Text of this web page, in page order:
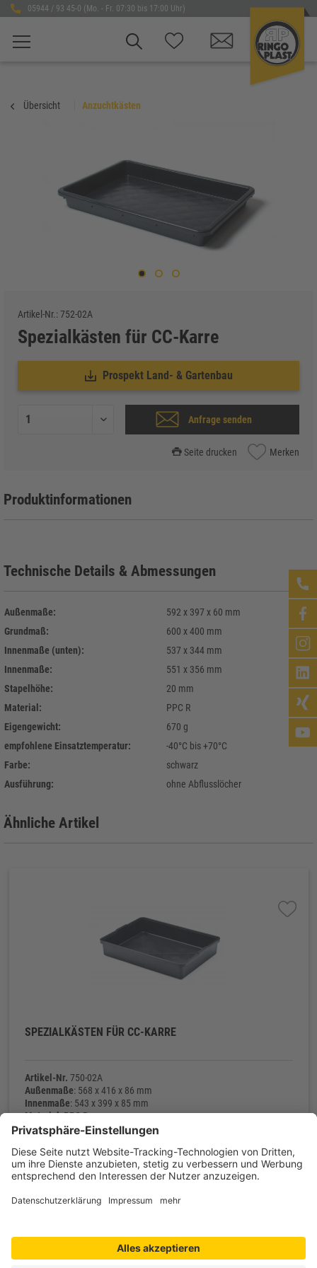
05944 / 93 45-0 (Mo. - Fr. 07:30 bis 17:00 Uhr)
Übersicht Anzuchtkästen
Artikel-Nr.:752-02A
Spezialkästen für CC-Karre
Prospekt Land- & Gartenbau
Anfrage senden
Seite drucken Merken
Produktinformationen
Technische Details & Abmessungen
Außenmaße:
592 x 397 x 60 mm
Grundmaß:
600 x 400 mm
Innenmaße (unten):
537 x 344 mm
Innenmaße:
551 x 356 mm
Stapelhöhe:
20 mm
Material:
PPC R
Eigengewicht:
670 g
empfohlene Einsatztemperatur:
-40°C bis +70°C
Farbe:
schwarz
Ausführung:
ohne Abflusslöcher
Ähnliche Artikel
SPEZIALKÄSTEN FÜR CC-KARRE
Artikel-Nr. 750-02A
Außenmaße: 568 x 416 x 86 mm
Innenmaße: 543 x 399 x 85 mm
Material: PPC R
Eigengewicht: 630 g
Kontakt
Informationen